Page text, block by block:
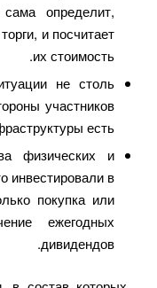
определит,
и посчитает
их стоимость.
не столь
участников
есть.
физических и
инвестировали в
покупка или
ежегодных
дивидендов.